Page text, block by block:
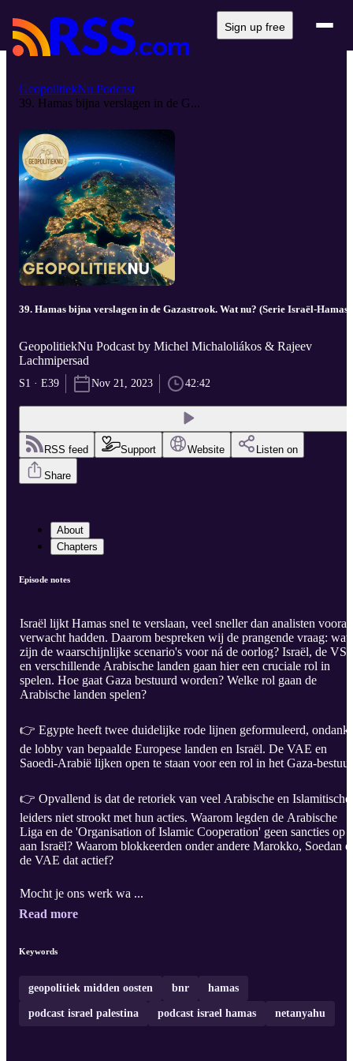
Sign up free
GeopolitiekNu Podcast
39. Hamas bijna verslagen in de G...
39. Hamas bijna verslagen in de Gazastrook. Wat nu? (Serie Israël-Hamas)
GeopolitiekNu Podcast by Michel Michaloliákos & Rajeev
Lachmipersad
S1 · E39 Nov 21, 2023 42:42
RSS feed Support Website Listen on
Share
About
Chapters
Episode notes
Israël lijkt Hamas snel te verslaan, veel sneller dan analisten vooraf
verwacht hadden. Daarom bespreken wij de prangende vraag: wat
zijn de waarschijnlijke scenario's voor ná de oorlog? Israël, de VS
en verschillende Arabische landen gaan hier een cruciale rol in
spelen. Hoe gaat Gaza bestuurd worden? Welke rol gaan de
Arabische landen spelen?
👉 Egypte heeft twee duidelijke rode lijnen geformuleerd, ondanks
de lobby van bepaalde Europese landen en Israël. De VAE en
Saoedi-Arabië lijken open te staan voor een rol in het Gaza-
👉 Opvallend is dat de retoriek van veel Arabische en Islamitische
leiders niet strookt met hun acties. Waarom legden de Arabische
Liga en de 'Organisation of Islamic Cooperation' geen sancties op
aan Israël? Waarom blokkeerden onder andere Marokko, Soedan
de VAE dat actief?
Mocht je ons werk wa ...
Read more
Keywords
geopolitiek midden oosten bnr hamas
podcast israel palestina podcast israel hamas netanyahu